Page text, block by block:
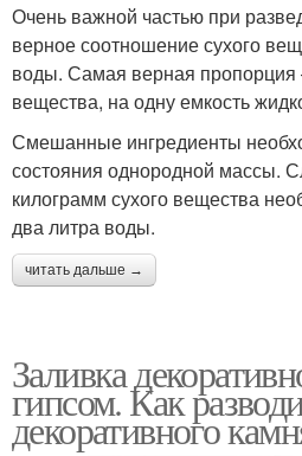
Очень важной частью при
верное соотношение сухого
воды. Самая верная пропорция
вещества, на одну емкость
Смешанные ингредиенты
состояния однородной массы.
килограмм сухого вещества
два литра воды.
читать дальше →
Заливка
гипсом. Как
декоративного